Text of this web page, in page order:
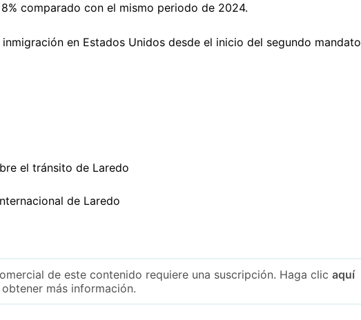
comparado con el mismo periodo de 2024.
en Estados Unidos desde el inicio del segundo mandato
el tránsito de Laredo
de Laredo
de este contenido requiere una suscripción. Haga clic aquí
más información.